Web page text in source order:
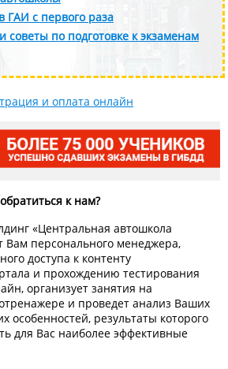
ГАИ с первого раза
по подготовке к экзаменам
и оплата онлайн
к нам?
«Центральная автошкола
Вам персонального менеджера,
доступа к контенту
и прохождению тестирования
организует занятия на
и проведет анализ Ваших
особенностей, результаты которого
для Вас наиболее эффективные